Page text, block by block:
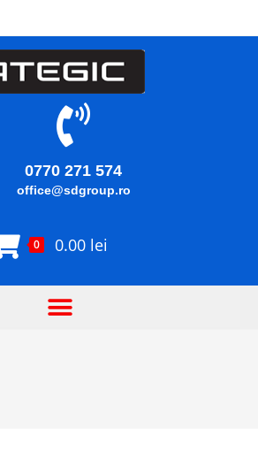
0770 271 574
office@sdgroup.ro
0 0.00 lei